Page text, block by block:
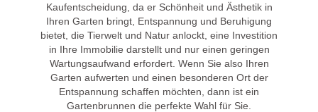
Kaufentscheidung, da er Schönheit und Ästhetik in
Ihren Garten bringt, Entspannung und Beruhigung
bietet, die Tierwelt und Natur anlockt, eine Investition
in Ihre Immobilie darstellt und nur einen geringen
Wartungsaufwand erfordert. Wenn Sie also Ihren
Garten aufwerten und einen besonderen Ort der
Entspannung schaffen möchten, dann ist ein
Gartenbrunnen die perfekte Wahl für Sie.